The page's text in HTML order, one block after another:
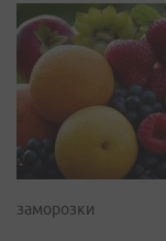
заморозки